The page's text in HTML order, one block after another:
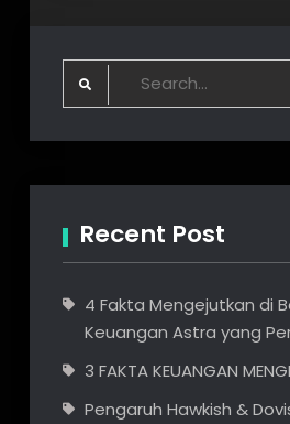
Search
Recent Post
4 Fakta Mengejutkan di
Keuangan Astra yang
3 FAKTA KEUANGAN
Pengaruh Hawkish &